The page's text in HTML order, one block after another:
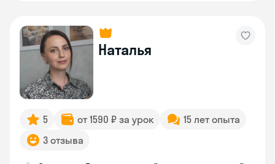
Наталья
5 от 1590 ₽ за урок
15 лет опыта
3 отзыва